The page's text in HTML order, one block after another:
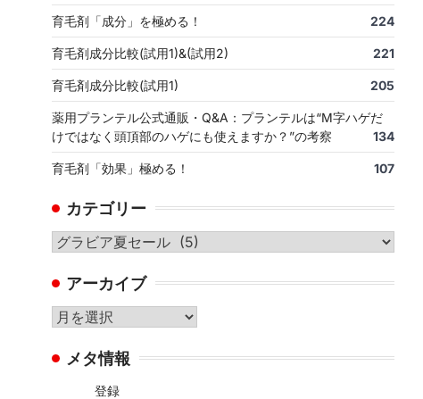
育毛剤「成分」を極める！ 224
育毛剤成分比較(試用1)&(試用2) 221
育毛剤成分比較(試用1) 205
薬用プランテル公式通販・Q&A：プランテルは“M字ハゲだ
けではなく頭頂部のハゲにも使えますか？”の考察
134
育毛剤「効果」極める！ 107
カテゴリー
カ
ゴ
リ
ー
アーカイブ
ア
カ メタ情報
登録